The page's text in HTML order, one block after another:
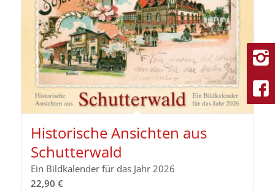
Historische Ansichten aus
Schutterwald
Ein Bildkalender für das Jahr 2026
22,90 €